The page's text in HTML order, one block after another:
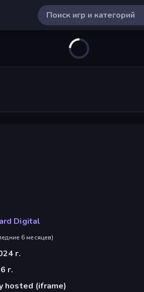
Digital
6 месяцев)
г.
г.
hosted (iframe)